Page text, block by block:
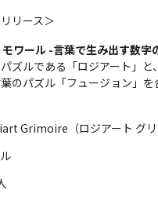
リース＞
モワール -言葉で生み出す数字
ズルである「ロジアート」と
のパズル「フュージョン」
Grimoire（ロジアート グリ